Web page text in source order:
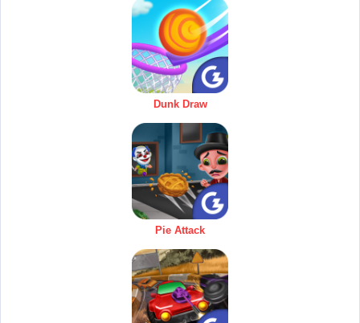
Dunk Draw
Pie Attack